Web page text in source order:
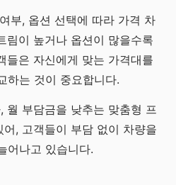
부, 옵션 선택에 따라 가격 차
림이 높거나 옵션이 많을수록
들은 자신에게 맞는 가격대를
하는 것이 중요합니다.
월 부담금을 낮추는 맞춤형 프
, 고객들이 부담 없이 차량을
어나고 있습니다.